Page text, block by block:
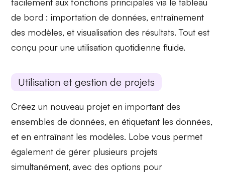
de bord : importation de données, entraînement
des modèles, etvisualisation des résultats. Tout est
conçu pour une utilisation quotidienne fluide.
Utilisation et gestion de projets
Créez un nouveau projet enimportant des
ensembles de données, en étiquetant les données,
et en entraînant les modèles. Lobe vous permet
également de gérer plusieurs projets
simultanément, avec des options pour